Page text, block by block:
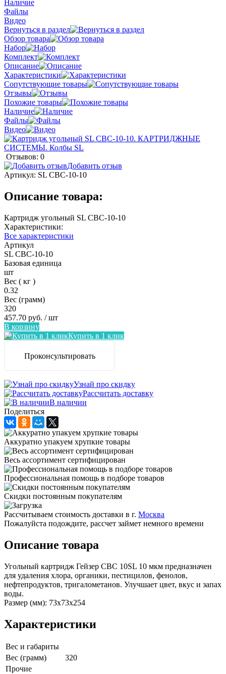
Наличие
Файлы
Видео
Вернуться в раздел
Обзор товара
Набор
Комплект
Описание
Характеристики
Сопутствующие товары
Отзывы
Похожие товары
Наличие
Файлы
Видео
Отзывов: 0
Добавить отзыв
Артикул: SL CBC-10-10
Описание товара:
Картридж угольный SL CBC-10-10
Характеристики:
Все характеристики
Артикул
SL CBC-10-10
Базовая единица
шт
Вес ( кг )
0.32
Вес (грамм)
320
457.70 руб. / шт
В корзину
Купить в 1 клик
Проконсультировать
Узнай про скидку
Рассчитать доставку
В наличии
Поделиться
Аккуратно упакуем хрупкие товары
Весь ассортимент сертифицирован
Профессиональная помощь в подборе товаров
Скидки постоянным покупателям
Рассчитываем стоимость доставки в г. Москва
Пожалуйста подождите, рассчет займет немного времени
Описание товара
Угольный картридж Гейзер CBC 10SL 10 мкм предназначен
для удаления хлора, органики, пестицилов, фенолов,
нефтепродуктов, тригалометанов. Улучшает цвет, вкус и запах
воды.
Размер (мм): 73x73x254
Характеристики
Вес и габариты
Вес (грамм)
320
Прочие